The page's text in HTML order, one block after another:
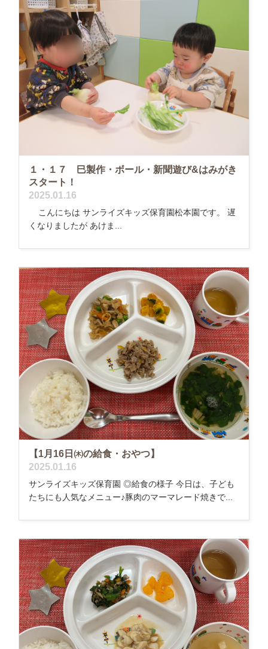
１・１７ 巳製作・ボール・新聞遊び&はみがき
スタート！
2025.01.16
こんにちは サンライズキッズ保育園松本園です。 遅
くなりましたが あけま...
【1月16日㈭の給食・おやつ】
2025.01.16
サンライズキッズ保育園 ◎給食の様子 今日は、子ども
たちにも人気なメニュー♪豚肉のマーマレード焼きで...